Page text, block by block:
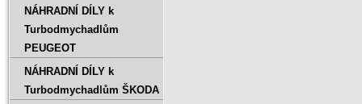
NÁHRADNÍ DÍLY k
Turbodmychadlům
PEUGEOT
NÁHRADNÍ DÍLY k
Turbodmychadlům ŠKODA